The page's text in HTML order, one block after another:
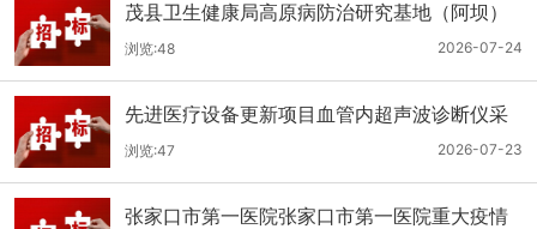
茂县卫生健康局高原病防治研究基地（阿坝）
手术、急救及生命支持类医疗设备购置项目招
标公告
2026-07-24
浏览:48
先进医疗设备更新项目血管内超声波诊断仪采
购（三次）公开招标公告
2026-07-23
浏览:47
张家口市第一医院张家口市第一医院重大疫情